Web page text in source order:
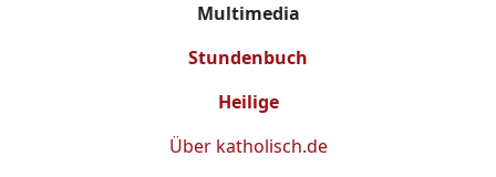
Multimedia
Stundenbuch
Heilige
Über katholisch.de